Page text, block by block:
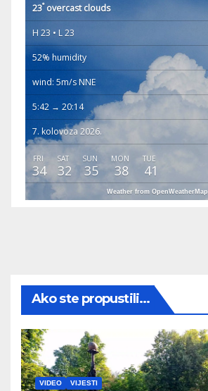
23°overcast clouds
H 23 • L 23
52% humidity
wind: 5m/s NNE
5:42 → 20:14
7. kolovoza 2026.
FRI
34
SAT
32
SUN
35
MON
38
TUE
41
Weather from OpenWeatherMap
Ako ste propustili...
VIDEO VIJESTI